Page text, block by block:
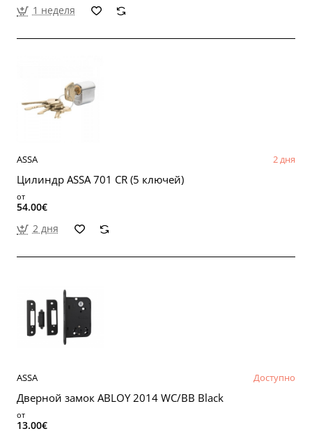
1 неделя
ASSA 2 дня
Цилиндр ASSA 701 CR (5 ключей)
от
54.00€
2 дня
ASSA Доступно
Дверной замок ABLOY 2014 WC/BB Black
от
13.00€